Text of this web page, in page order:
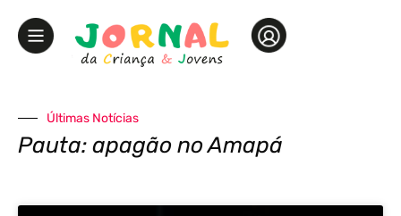
Últimas Notícias
Pauta: apagão no Amapá